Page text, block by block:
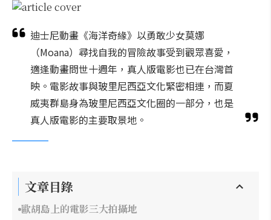
迪士尼動畫《海洋奇緣》以勇敢少女莫娜
（Moana）尋找自我的冒險故事受到觀眾喜愛，
適逢動畫問世十週年，真人版電影也已在台灣首
映。電影故事與玻里尼西亞文化緊密相連，而夏
威夷群島身為玻里尼西亞文化圈的一部分，也是
真人版電影的主要取景地。
文章目錄
歐胡島上的電影三大拍攝地